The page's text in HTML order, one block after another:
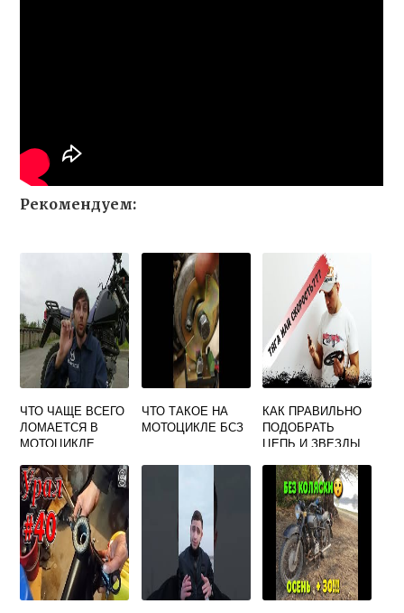
Рекомендуем:
ЧТО ЧАЩЕ ВСЕГО
ЛОМАЕТСЯ В
МОТОЦИКЛЕ
ЧТО ТАКОЕ НА
МОТОЦИКЛЕ БСЗ
КАК ПРАВИЛЬНО
ПОДОБРАТЬ
ЦЕПЬ И ЗВЕЗДЫ